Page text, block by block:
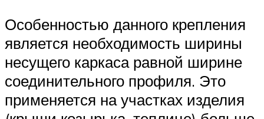
Особенностью данного крепления
является необходимость ширины
несущего каркаса равной ширине
соединительного профиля. Это
применяется на участках изделия